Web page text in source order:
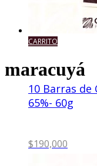
maracuyá
CARRITO
10 Barras de
65%- 60g
$190,000